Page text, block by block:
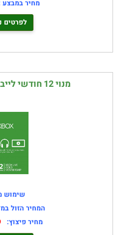
מחיר
לפרטים
מנוי 12 חודשי לייב לאקס בוקס וואן
שימוש
המחיר הזול
מחיר פיצוץ: